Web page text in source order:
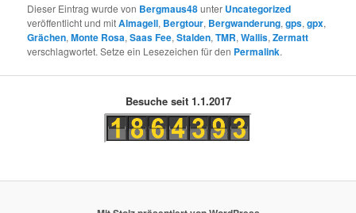
Dieser Eintrag wurde von Bergmaus48unter Uncategorized
veröffentlicht und mitAlmagell, Bergtour, Bergwanderung,gps,gpx,
Grächen,Monte Rosa,Saas Fee,Stalden,TMR,Wallis,Zermatt
verschlagwortet. Setze ein Lesezeichen für den Permalink.
Besuche seit 1.1.2017